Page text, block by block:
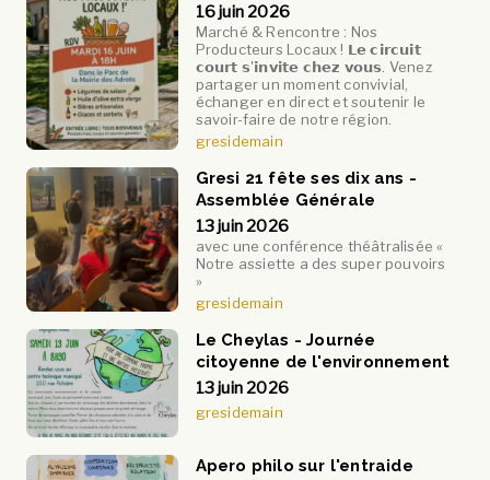
16 juin 2026
Marché & Rencontre : Nos
Producteurs Locaux ! 𝗟𝗲 𝗰𝗶𝗿𝗰𝘂𝗶𝘁
𝗰𝗼𝘂𝗿𝘁 𝘀'𝗶𝗻𝘃𝗶𝘁𝗲 𝗰𝗵𝗲𝘇 𝘃𝗼𝘂𝘀. Venez
partager un moment convivial,
échanger en direct et soutenir le
savoir-faire de notre région.
gresidemain
Gresi 21 fête ses dix ans -
Assemblée Générale
13 juin 2026
avec une conférence théâtralisée «
Notre assiette a des super pouvoirs
»
gresidemain
Le Cheylas - Journée
citoyenne de l'environnement
13 juin 2026
gresidemain
Apero philo sur l'entraide